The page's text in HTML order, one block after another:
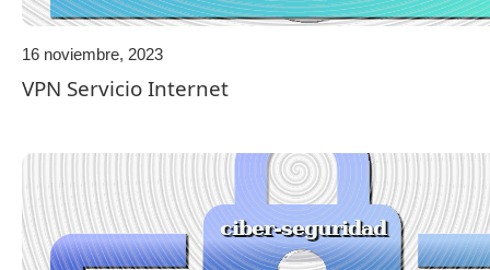
16 noviembre, 2023
VPN Servicio Internet